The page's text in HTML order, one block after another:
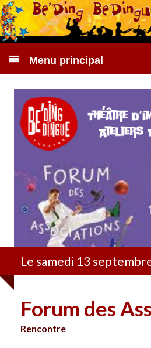
Menu principal
Le samedi 13
Forum des
Rencontre